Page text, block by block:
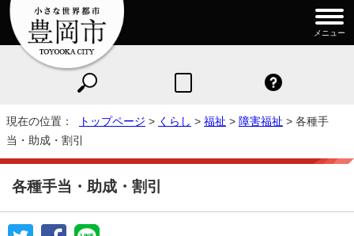
メニュー
現在の位置： トップページ > くらし > 福祉 > 障害福祉 > 各種手
当・助成・割引
各種手当・助成・割引